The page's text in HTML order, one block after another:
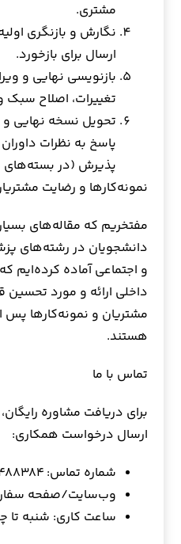
مشتری.
نگارش و بازنگری
ارسال برای بازخورد.
بازنویسی نهایی و
تغییرات، اصلاح
تحویل نسخه نهایی و
پاسخ به نظرات
پذیرش (در بسته‌های
نمونه‌کارها و رضایت
مفتخریم که مقاله‌های
دانشجویان در رشته‌های
و اجتماعی آماده کرده‌ایم
داخلی ارائه و مورد تحسین
مشتریان و نمونه‌کارها پس
هستند.
تماس با ما
برای دریافت مشاوره
ارسال درخواست همکاری:
شماره تماس: ۰۹۳۹۷۴۸۸۳۸۴
وب‌سایت/صفحه
ساعت کاری: شنبه تا چهارشنبه،